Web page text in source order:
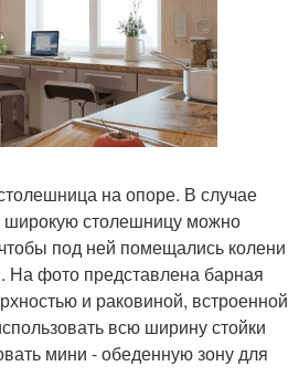
на опоре. В случае
широкую столешницу можно
под ней помещались колени
фото представлена барная
и раковиной, встроенной
всю ширину стойки
мини - обеденную зону для